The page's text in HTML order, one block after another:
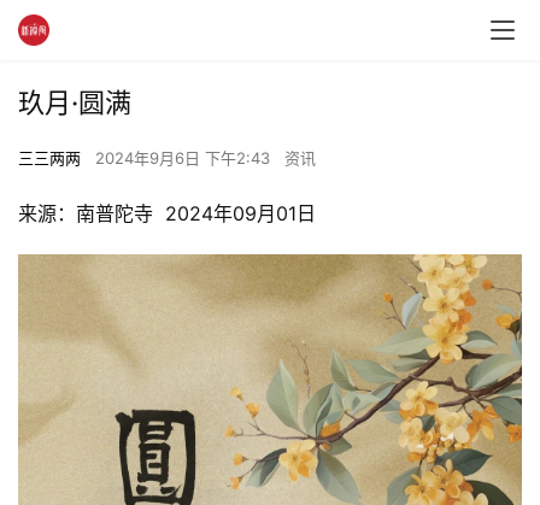
玖月·圆满
三三两两 2024年9月6日 下午2:43 资讯
来源：南普陀寺  2024年09月01日